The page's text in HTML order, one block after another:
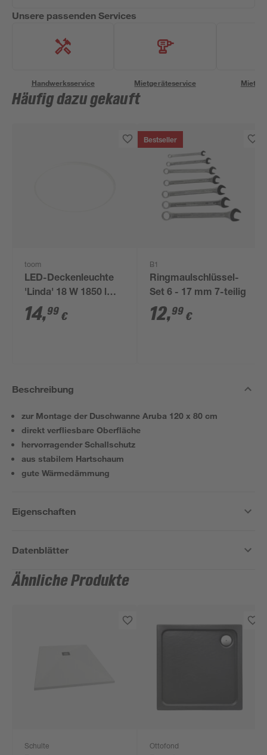
Unsere passenden Services
Handwerksservice Mietgeräteservice
Häufig dazu gekauft
toom
LED-Deckenleuchte
'Linda' 18 W 1850 lm
warmweiß Ø 33 x 5,6
cm
14,99 €
Bestseller
B1
Ringmaulschlüssel-
Set 6 - 17 mm 7-teilig
12,99 €
Beschreibung
zur Montage der Duschwanne Aruba 120 x 80 cm
direkt verfliesbare Oberfläche
hervorragender Schallschutz
aus stabilem Hartschaum
gute Wärmedämmung
Eigenschaften
Datenblätter
Ähnliche Produkte
Schulte Ottofond